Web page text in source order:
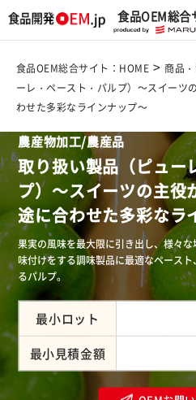
食品OEM総合
食品OEM総合サイト：HOME > 商品
ーレ・ペースト・パルプ）～スイー
わせた多彩なラインナップ～
農産物加工/農産品
取り扱い製品（ピュー
プ）～スイーツの主
途に合わせた多彩なラ
果実の風味を最大限に引き出し、様々
味付けをする調味製品に最適なペース
るパルプ。
最小ロット
最小見積金額